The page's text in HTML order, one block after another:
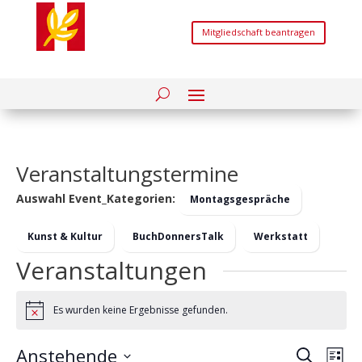
Mitgliedschaft beantragen
Veranstaltungstermine
Auswahl Event_Kategorien: Montagsgespräche
Kunst & Kultur BuchDonnersTalk Werkstatt
Veranstaltungen
HinweisEs wurden keine Ergebnisse gefunden.
Suche
Anstehende